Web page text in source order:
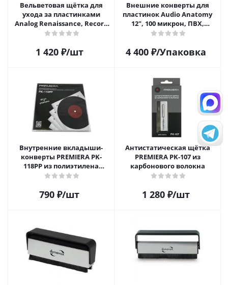
Вельветовая щётка для
ухода за пластинками
Analog Renaissance, Record
Velvet Brush, AR-7151, Black
1 420₽/шт
Внешние конверты для
пластинок Audio Anatomy
12", 100 микрон, ПВХ,
GATEFOLD (25 шт)
4 400₽/Упаковка
Внутренние вкладыши-
конверты PREMIERA PK-
118PP из полиэтилена
высокой плотности для 12"
шт.
790 ₽/шт
Антистатическая щётка
PREMIERA PK-107 из
карбонового волокна
1 280₽/шт